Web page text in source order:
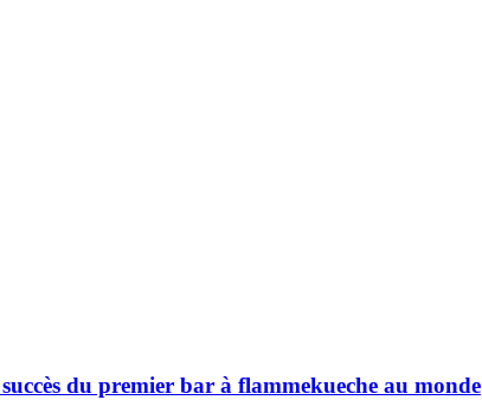
du premier bar à flammekueche au monde